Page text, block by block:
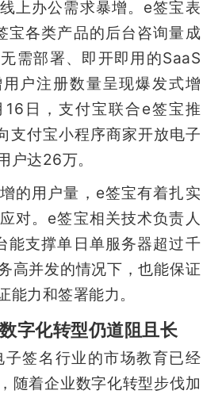
上办公需求暴增。e签宝表
宝各类产品的后台咨询量成
需部署、即开即用的SaaS
户注册数量呈现爆发式增
日，支付宝联合e签宝推
支付宝小程序商家开放电子
户达26万。
的用户量，e签宝有着扎实
对。e签宝相关技术负责人
能支撑单日单服务器超过千
高并发的情况下，也能保证
能力和签署能力。
字化转型仍道阻且长
签名行业的市场教育已经
随着企业数字化转型步伐加